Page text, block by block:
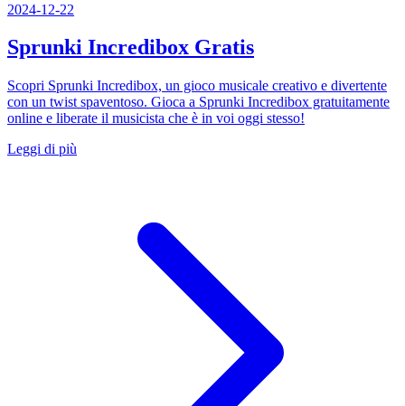
2024-12-22
Sprunki Incredibox Gratis
Scopri Sprunki Incredibox, un gioco musicale creativo e divertente
con un twist spaventoso. Gioca a Sprunki Incredibox gratuitamente
online e liberate il musicista che è in voi oggi stesso!
Leggi di più